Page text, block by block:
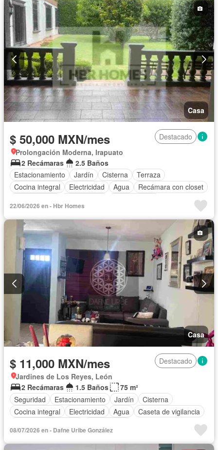
Casa
$ 50,000 MXN/mes
Destacado
Prolongación Moderna, Irapuato
2 Recámaras
2.5 Baños
Estacionamiento
Jardín Cisterna
Terraza
Cocina integral
Electricidad Agua
Recámara con closet
Permite mascotas
Sin amueblar
22/06/2026 en - Hbr Homes
Casa
$ 11,000 MXN/mes
Destacado
Jardines de Los Reyes, León
2 Recámaras
1.5 Baños
75 m²
Seguridad
Estacionamiento Jardín
Cisterna
Cocina integral
Electricidad Agua
Caseta de vigilancia
Completamente amueblado
08/07/2026 en - Dafne Uribe González